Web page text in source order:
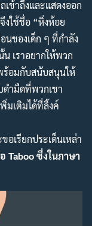
เข้าถึงและแสดงออก
งใช้ชื่อ “หิ่งห้อย
นของเด็ก ๆ ที่กำลัง
น เราอยากให้พวก
ร้อมกับสนับสนุนให้
ดำมืดที่พวกเขา
มเติมได้ที่ลิ้งค์
อเรียกประเด็นเหล่า
Taboo ซึ่งในภาษา